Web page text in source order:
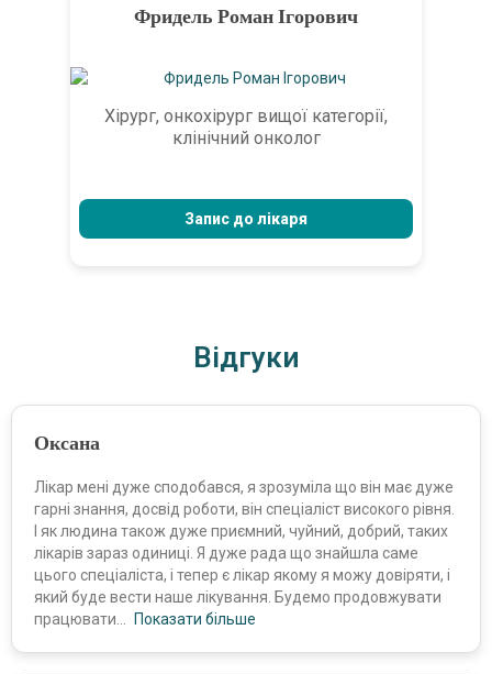
Фридель Роман Ігорович
Хірург, онкохірург вищої категорії,
клінічний онколог
Запис до лікаря
Відгуки
Оксана
Лікар мені дуже сподобався, я зрозуміла що він має дуже
гарні знання, досвід роботи, він спеціаліст високого рівня.
І як людина також дуже приємний, чуйний, добрий, таких
лікарів зараз одиниці. Я дуже рада що знайшла саме
цього спеціаліста, і тепер є лікар якому я можу довіряти, і
який буде вести наше лікування. Будемо продовжувати
працювати
Показати більше